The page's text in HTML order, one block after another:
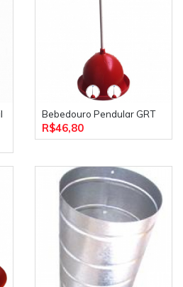
corda PP de 5mm
é fixado no teto da granja.
não são fornecidos com
o termo de garantia)
Bebedouro Pendular GRT
R$46,80